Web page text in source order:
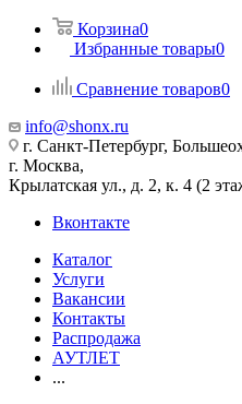
Корзина0
Избранные товары0
Сравнение товаров0
info@shonx.ru
г. Санкт-Петербург,
г. Москва,
Крылатская ул., д. 2, к. 4 (2
Вконтакте
Каталог
Услуги
Вакансии
Контакты
Распродажа
АУТЛЕТ
...